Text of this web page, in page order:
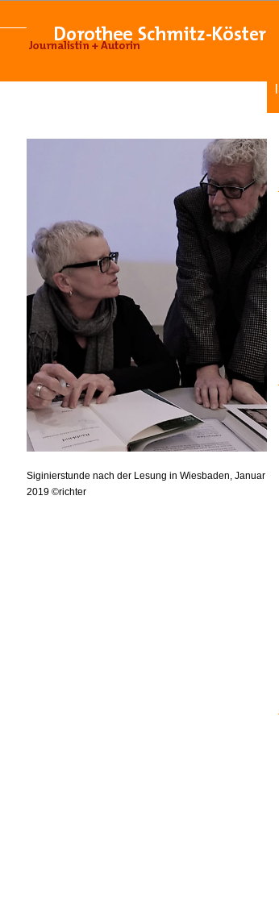
Siginierstunde nach der Lesung in Wiesbaden, Januar
2019 ©richter